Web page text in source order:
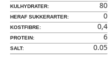
KULHYDRATER: 80
HERAF SUKKERARTER: 0
KOSTFIBRE: 0,4
PROTEIN: 6
SALT: 0.05